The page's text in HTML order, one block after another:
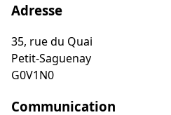
Adresse
35, rue du Quai
Petit-Saguenay
G0V1N0
Communication